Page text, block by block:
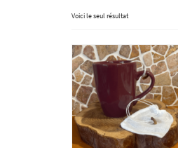
Voici le seul résultat